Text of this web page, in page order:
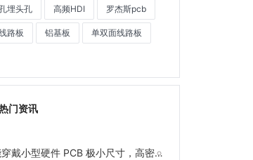
埋头孔 高频HDI 罗杰斯pcb
路板 铝基板 单双面线路板
门资讯
智能穿戴小型硬件 PCB 极小尺寸，高密度线路搭配 01005 贴片该把控什么细节？